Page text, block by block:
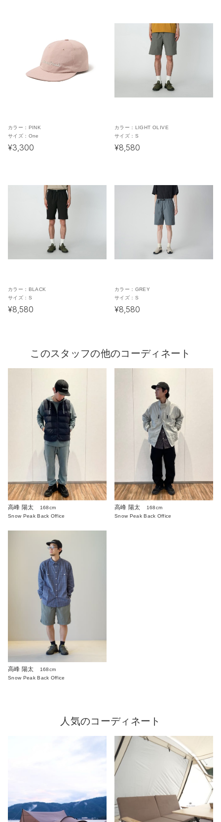
カラー： PINK
サイズ： One
¥3,300
カラー： LIGHT OLIVE
サイズ： S
¥8,580
カラー： BLACK
サイズ： S
¥8,580
カラー： GREY
サイズ： S
¥8,580
このスタッフの他のコーディネート
高峰 陽太
168cm
Snow Peak Back Office
高峰 陽太
168cm
Snow Peak Back Office
高峰 陽太
168cm
Snow Peak Back Office
人気のコーディネート